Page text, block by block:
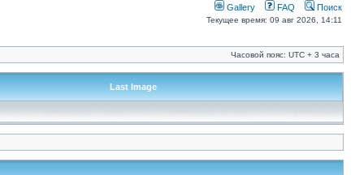
Gallery FAQ Поиск
Текущее время: 09 авг 2026, 14:11
Часовой пояс: UTC + 3 часа
Last Image